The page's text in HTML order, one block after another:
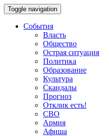
Toggle navigation
События
Власть
Общество
Острая ситуация
Политика
Образование
Культура
Скандалы
Прогноз
Отклик есть!
СВО
Армия
Афиша